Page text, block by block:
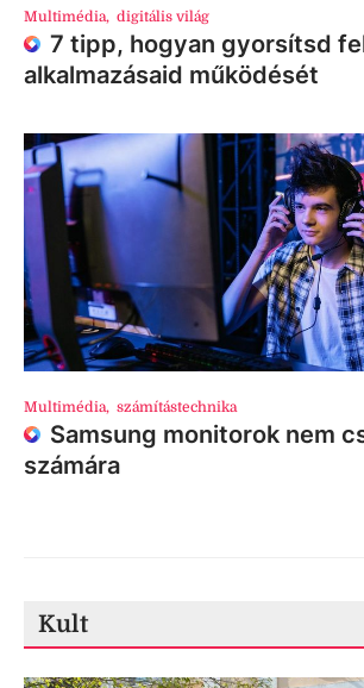
Multimédia, digitális világ
7 tipp, hogyan gyorsítsd
alkalmazásaid működését
Multimédia, számítástechnika
Samsung monitorok nem
számára
Kult